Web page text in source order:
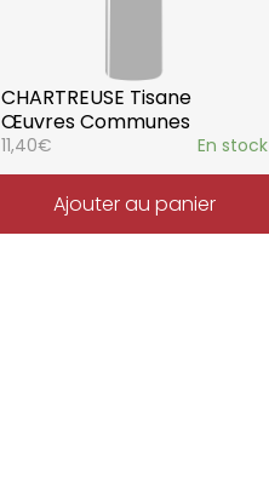
CHARTREUSE Tisane
Œuvres Communes
11,40€ En stock
Ajouter au panier